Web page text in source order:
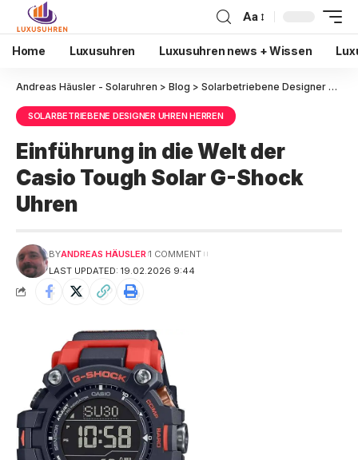
Aa
Home Luxusuhren Luxusuhren news + Wissen
Andreas Häusler - Solaruhren > Blog > Solarbetriebene Designer Uhren Herren
SOLARBETRIEBENE DESIGNER UHREN HERREN
Einführung in die Welt der
Casio Tough Solar G-Shock
Uhren
LAST UPDATED: 19.02.2026 9:44
BYANDREAS HÄUSLER 1 COMMENT